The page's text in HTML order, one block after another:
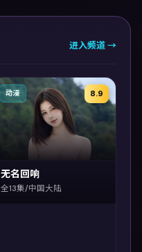
进入频道 →
8.9
动漫
无名回响
全13集/中国大陆